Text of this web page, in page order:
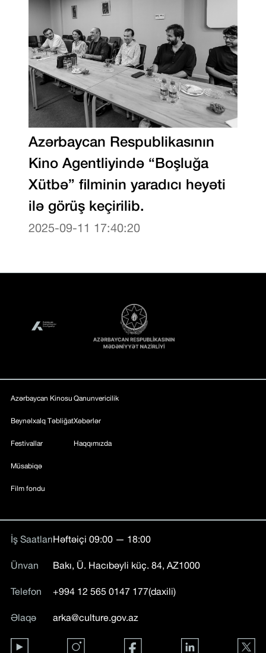
Azərbaycan Respublikasının
Kino Agentliyində “Boşluğa
Xütbə” filminin yaradıcı heyəti
ilə görüş keçirilib.
2025-09-11 17:40:20
Azərbaycan Kinosu
Beynəlxalq Təbliğat
Festivallar
Müsabiqə
Film fondu
Qanunvericilik
Xəbərlər
Haqqımızda
İş Saatları
Ünvan
Telefon
Əlaqə
Həftəiçi 09:00 — 18:00
Bakı, Ü. Hacıbəyli küç. 84, AZ1000
+994 12 565 0147 177(daxili)
arka@culture.gov.az